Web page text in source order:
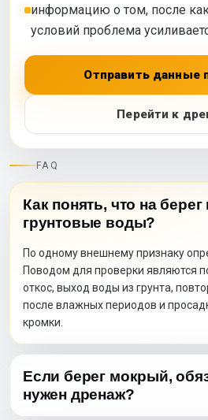
информацию о том, после
условий проблема
Отправить данные
Перейти к
FAQ
Как понять, что на
грунтовые воды?
По одному внешнему признаку
Поводом для проверки являются
откос, выход воды из грунта,
после влажных периодов и
кромки.
Если берег мокрый,
нужен дренаж?